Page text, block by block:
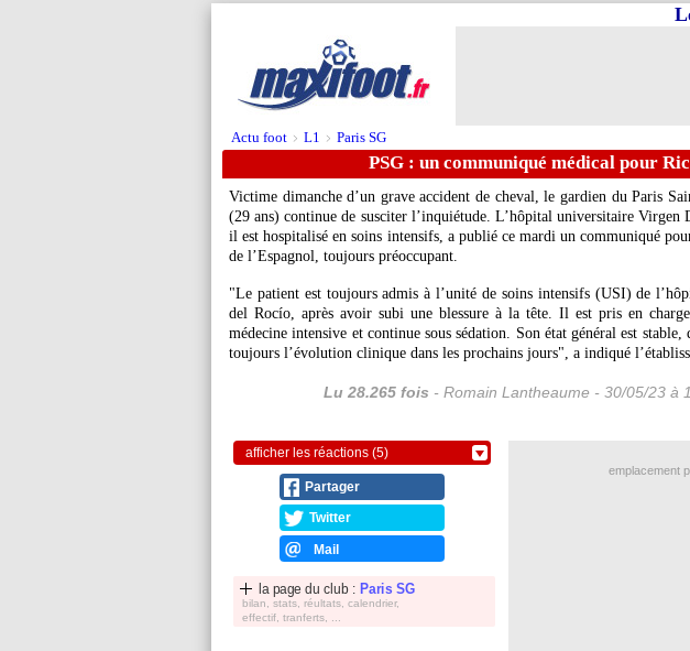
Actu foot > L1 > Paris SG
PSG : un communiqué médical pour
Victime dimanche d’un grave accident de cheval, le gardien du Paris
(29 ans) continue de susciter l’inquiétude. L’hôpital universitaire Virgen
il est hospitalisé en soins intensifs, a publié ce mardi un communiqué
de l’Espagnol, toujours préoccupant.
"Le patient est toujours admis à l’unité de soins intensifs (USI) de
del Rocío, après avoir subi une blessure à la tête. Il est pris en
médecine intensive et continue sous sédation. Son état général est
toujours l’évolution clinique dans les prochains jours", a indiqué
Lu 28.265 fois - Romain Lantheaume - 30/05/23 à
afficher les réactions (5)
Partager
Twitter
Mail
la page du club : Paris SG
bilan, stats, réultats, calendrier,
effectif, tranferts, ...
emplacement